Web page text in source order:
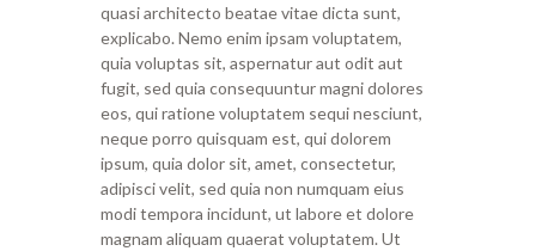
quasi architecto beatae vitae dicta sunt,
explicabo. Nemo enim ipsam voluptatem,
quia voluptas sit, aspernatur aut odit aut
fugit, sed quia consequuntur magni dolores
eos, qui ratione voluptatem sequi nesciunt,
neque porro quisquam est, qui dolorem
ipsum, quia dolor sit, amet, consectetur,
adipisci velit, sed quia non numquam eius
modi tempora incidunt, ut labore et dolore
magnam aliquam quaerat voluptatem. Ut